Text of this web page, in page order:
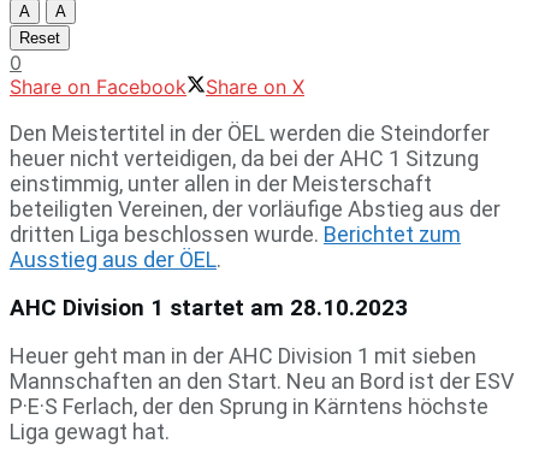
A
A
Reset
0
Share on Facebook
Share on X
Den Meistertitel in der ÖEL werden die Steindorfer
heuer nicht verteidigen, da bei der AHC 1 Sitzung
einstimmig, unter allen in der Meisterschaft
beteiligten Vereinen, der vorläufige Abstieg aus der
dritten Liga beschlossen wurde. Berichtet zum
Ausstieg aus der ÖEL.
AHC Division 1 startet am 28.10.2023
Heuer geht man in der AHC Division 1 mit sieben
Mannschaften an den Start. Neu an Bord ist der ESV
P·E·S Ferlach, der den Sprung in Kärntens höchste
Liga gewagt hat.